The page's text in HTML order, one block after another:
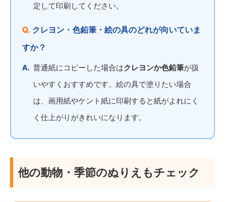
定して印刷してください。
クレヨン・色鉛筆・絵の具のどれが向いていま
すか？
普通紙にコピーした場合はクレヨンか色鉛筆が扱
いやすくおすすめです。絵の具で塗りたい場合
は、画用紙やケント紙に印刷すると紙がよれにく
く仕上がりがきれいになります。
他の動物・季節のぬりえもチェック